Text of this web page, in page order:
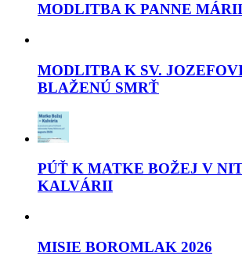
MODLITBA K PANNE
MODLITBA K SV.
BLAŽENÚ SMRŤ
PÚŤ K MATKE BOŽEJ V
KALVÁRII
MISIE BOROMLAK 2026